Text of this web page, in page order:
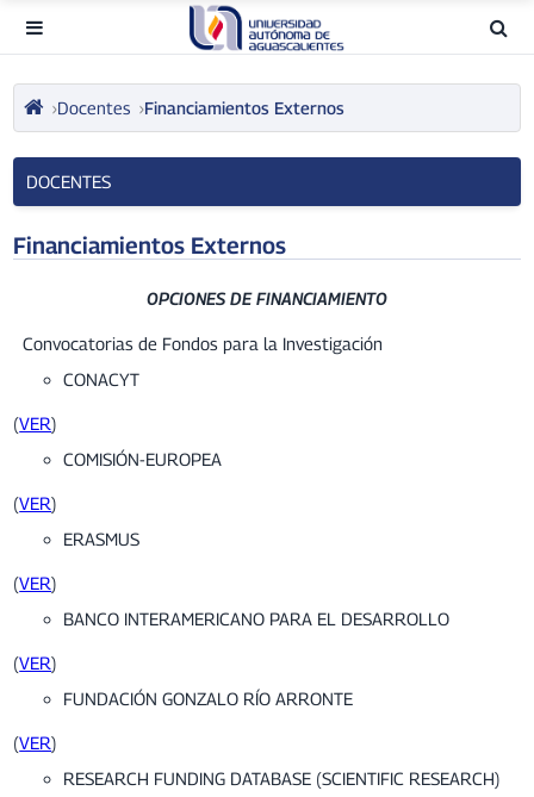
Docentes Financiamientos Externos
DOCENTES
Financiamientos Externos
OPCIONES DE FINANCIAMIENTO
Convocatorias de Fondos para la Investigación
CONACYT
(VER)
COMISIÓN-EUROPEA
(VER)
ERASMUS
(VER)
BANCO INTERAMERICANO PARA EL DESARROLLO
(VER)
FUNDACIÓN GONZALO RÍO ARRONTE
(VER)
RESEARCH FUNDING DATABASE (SCIENTIFIC RESEARCH)